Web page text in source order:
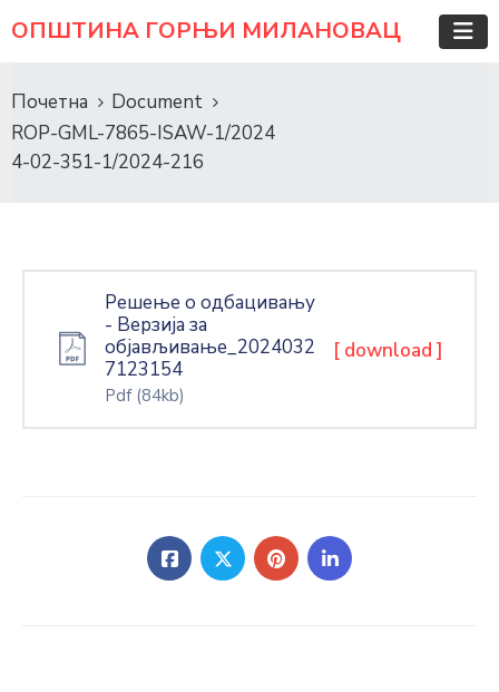
ОПШТИНА ГОРЊИ МИЛАНОВАЦ
Почетна
Document
ROP-GML-7865-ISAW-1/2024
4-02-351-1/2024-216
Решење о одбацивању
- Верзија за
објављивање_2024032
7123154
Pdf (84kb)
[ download ]